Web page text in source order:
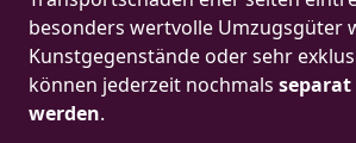
besonders wertvolle Umzugsgüter
Kunstgegenstände oder sehr
können jederzeit nochmals
werden.